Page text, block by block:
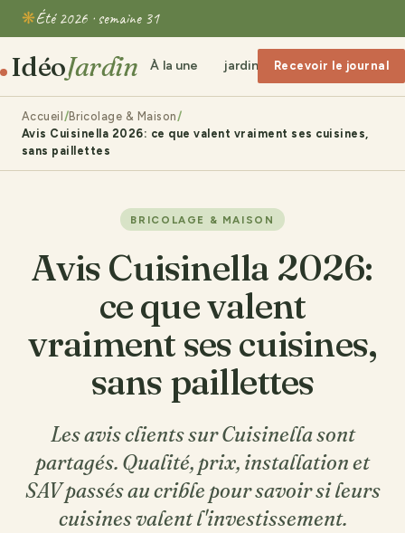
Été 2026 · semaine 31
IdéoJardin À la une jardin clôture Bricolage
Recevoir le journal
Accueil Bricolage & Maison
Avis Cuisinella 2026: ce que valent vraiment ses cuisines,
sans paillettes
BRICOLAGE & MAISON
Avis Cuisinella 2026:
ce que valent
vraiment ses cuisines,
sans paillettes
Les avis clients sur Cuisinella sont
partagés. Qualité, prix, installation et
SAV passés au crible pour savoir si leurs
cuisines valent l'investissement.